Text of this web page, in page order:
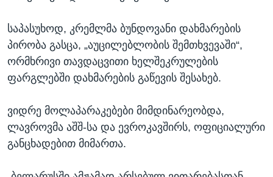
საპასუხოდ, კრემლმა ბუნდოვანი დახმარების
პირობა გასცა, „აუცილებლობის შემთხვევაში“,
ორმხრივი თავდაცვითი ხელშეკრულების
ფარგლებში დახმარების გაწევის შესახებ.
ვიდრე მოლაპარაკებები მიმდინარეობდა,
ლავროვმა აშშ-სა და ევროკავშირს, ოფიციალური
განცხადებით მიმართა.